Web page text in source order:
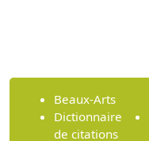
Beaux-Arts
Dictionnaire
de citations